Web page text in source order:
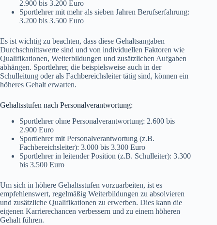
2.900 bis 3.200 Euro
Sportlehrer mit mehr als sieben Jahren Berufserfahrung:
3.200 bis 3.500 Euro
Es ist wichtig zu beachten, dass diese Gehaltsangaben
Durchschnittswerte sind und von individuellen Faktoren wie
Qualifikationen, Weiterbildungen und zusätzlichen Aufgaben
abhängen. Sportlehrer, die beispielsweise auch in der
Schulleitung oder als Fachbereichsleiter tätig sind, können ein
höheres Gehalt erwarten.
Gehaltsstufen nach Personalverantwortung:
Sportlehrer ohne Personalverantwortung: 2.600 bis
2.900 Euro
Sportlehrer mit Personalverantwortung (z.B.
Fachbereichsleiter): 3.000 bis 3.300 Euro
Sportlehrer in leitender Position (z.B. Schulleiter): 3.300
bis 3.500 Euro
Um sich in höhere Gehaltsstufen vorzuarbeiten, ist es
empfehlenswert, regelmäßig Weiterbildungen zu absolvieren
und zusätzliche Qualifikationen zu erwerben. Dies kann die
eigenen Karrierechancen verbessern und zu einem höheren
Gehalt führen.